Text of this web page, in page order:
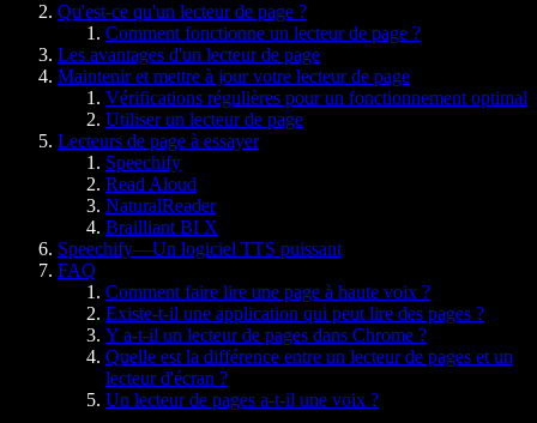
Qu'est-ce qu'un lecteur de page ?
Comment fonctionne un lecteur de page ?
Les avantages d'un lecteur de page
Maintenir et mettre à jour votre lecteur de page
Vérifications régulières pour un fonctionnement optimal
Utiliser un lecteur de page
Lecteurs de page à essayer
Speechify
Read Aloud
NaturalReader
Brailliant BI X
Speechify—Un logiciel TTS puissant
FAQ
Comment faire lire une page à haute voix ?
Existe-t-il une application qui peut lire des pages ?
Y a-t-il un lecteur de pages dans Chrome ?
Quelle est la différence entre un lecteur de pages et un
lecteur d'écran ?
Un lecteur de pages a-t-il une voix ?